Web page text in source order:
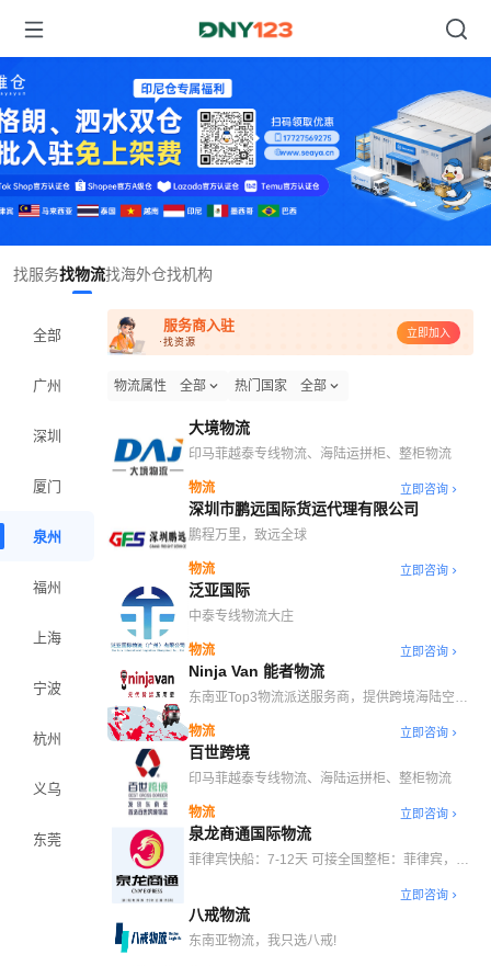
找服务找物流找海外仓找机构
全部
广州
深圳
厦门
泉州
福州
上海
宁波
杭州
义乌
东莞
服务商入驻
·找资源
立即加入
物流属性 全部 热门国家 全部
大境物流
印马菲越泰专线物流、海陆运拼柜、整柜物流
物流 立即咨询
深圳市鹏远国际货运代理有限公司
鹏程万里，致远全球
物流 立即咨询
泛亚国际
中泰专线物流大庄
物流 立即咨询
Ninja Van 能者物流
东南亚Top3物流派送服务商，提供跨境海陆空干
方案
物流 立即咨询
百世跨境
印马菲越泰专线物流、海陆运拼柜、整柜物流
物流 立即咨询
泉龙商通国际物流
菲律宾快船：7-12天 可接全国整柜：菲律宾，印
立即咨询
八戒物流
东南亚物流，我只选八戒!